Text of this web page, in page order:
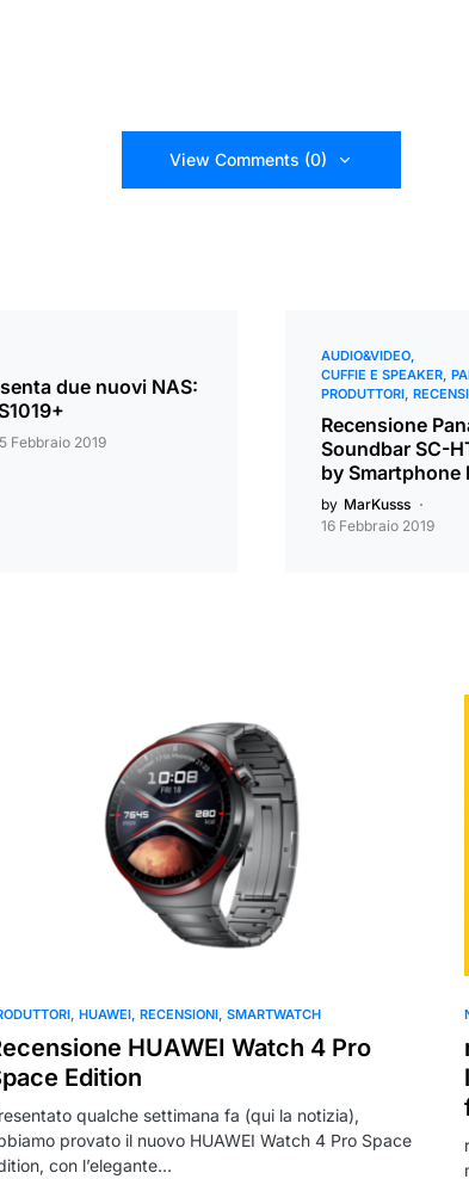
View Comments (0)
due nuovi NAS:
Febbraio 2019
AUDIO&VIDEO
CUFFIE E SPEAKER
PRODUTTORI
Recensione
Soundbar SC-
by Smartphone
by MarKusss
16 Febbraio 2019
HUAWEI RECENSIONI SMARTWATCH
HUAWEI Watch 4 Pro
Edition
qualche settimana fa (qui la notizia),
provato il nuovo HUAWEI Watch 4 Pro Space
con l’elegante…